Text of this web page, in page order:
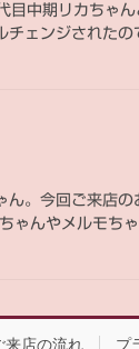
中期リカちゃ
チェンジされた
。今回ご来店
ゃんやメルモち
来店の流れ プ